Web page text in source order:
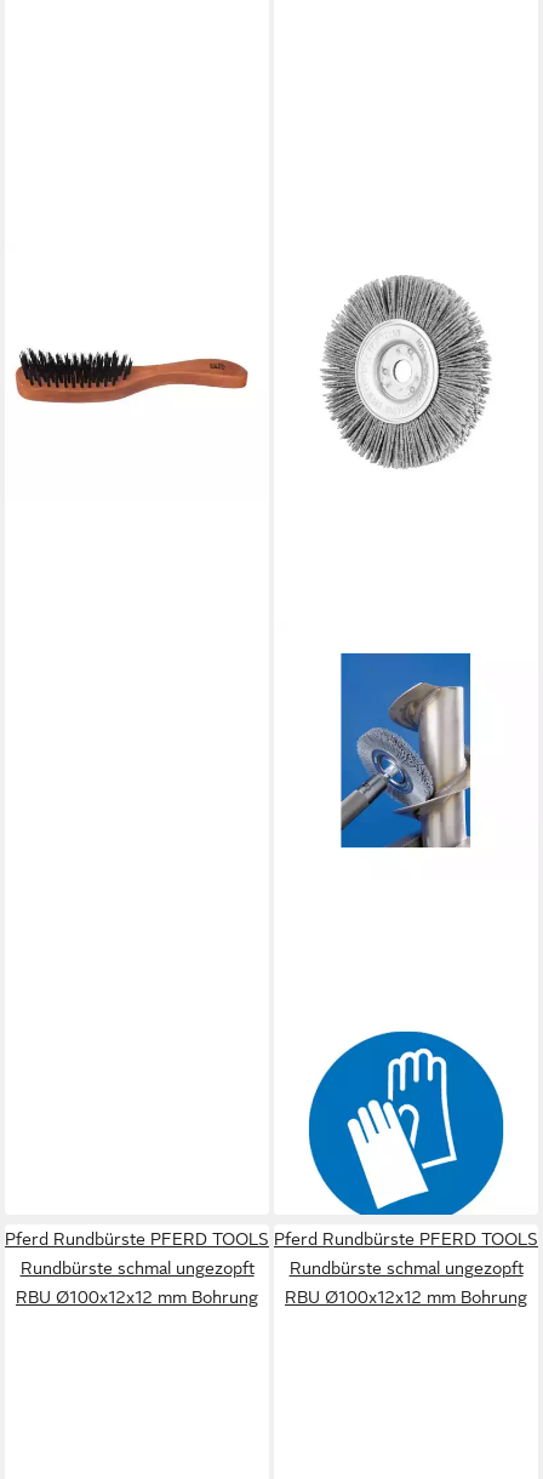
46,00 €
lieferbar - in 2-3 Werktagen bei dir
Rundbürste PFERD TOOLS
Rundbürste schmal ungezopft
RBU Ø100x12x12 mm
Bohrung
50,11 €
lieferbar - in 3-4 Werktagen bei dir
Pferd Rundbürste PFERD TOOLS
Rundbürste schmal ungezopft
RBU Ø100x12x12 mm Bohrung
Pferd Rundbürste PFERD TOOLS
Rundbürste schmal ungezopft
RBU Ø100x12x12 mm Bohrung